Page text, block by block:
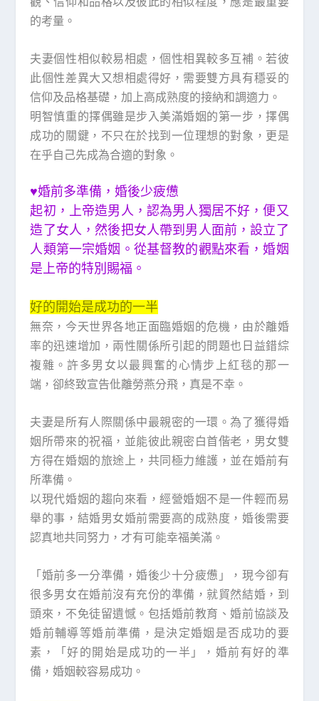
的考量。
夫妻個性相似較易相處，個性相異較多互補。若彼
此個性差異大又想相處得好，需要雙方具有穩妥的
信仰及品格基礎，加上高成熟度的接納和調適力。
明智慎重的擇偶雖是步入美滿婚姻的第一步，擇偶
成功的關鍵，不只在於找到一位理想的對象，更是
在乎自己先成為合適的對象。
♥婚前多準備，婚後少疲憊
起初，上帝造男人，認為男人獨居不好，便又
造了女人，然後把女人帶到男人面前，設立了
人類第一宗婚姻。從基督教的觀點來看，婚姻
是上帝的特別賜福。
好的開始是成功的一半
無奈，今天世界各地正面臨婚姻的危機，由於離婚
率的迅速增加，兩性關係所引起的問題也日益錯綜
複雜。許多男女以最興奮的心情步上紅毯的那一
端，卻終致宣告仳離勞燕分飛，真是不幸。
夫妻是所有人際關係中最親密的一環。為了獲得婚
姻所帶來的祝福，並能彼此親密白首偕老，男女雙
方得在婚姻的旅途上，共同極力維護，並在婚前有
所準備。
以現代婚姻的趨向來看，經營婚姻不是一件輕而易
舉的事，結婚男女婚前需要高的成熟度，婚後需要
認真地共同努力，才有可能幸福美滿。
「婚前多一分準備，婚後少十分疲憊」，現今卻有
很多男女在婚前沒有充份的準備，就貿然結婚，到
頭來，不免徒留遺憾。包括婚前教育、婚前協談及
婚前輔導等婚前準備，是決定婚姻是否成功的要
素，「好的開始是成功的一半」，婚前有好的準
備，婚姻較容易成功。